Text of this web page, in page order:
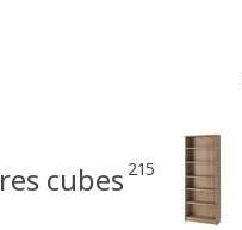
cubes 215